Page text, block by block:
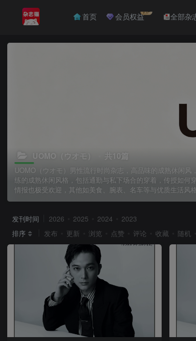
首页 会员权益VIP 全部杂
UOMO（ウオモ） 共10篇
UOMO（ウオモ）男性流行时尚杂志，高品味的成熟休闲
练的成熟休闲风格，包括通勤与私下场合的穿着，传授如
情报也极受欢迎，其他如美食、腕表、名车等与优质生活风
发刊时间 2026 2025 2024
2023
排序
发布 更新 浏览 点赞 评论 收藏 随机